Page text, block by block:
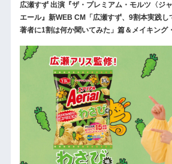
広瀬すず 出演『ザ・プレミアム・モルツ〈ジ
エール』新WEB CM「広瀬すず、9割本実践
著者に1割は何か聞いてみた」篇＆メイキング